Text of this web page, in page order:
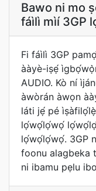
Bawo ni mo
fáìlì mìí 3GP
Fi fáìlì 3GP
ààyè-iṣẹ́
AUDIO. Kò ní
àwòrán àwọn
láti jẹ́ pé
lọ́wọ́lọ́wọ́
lọ́wọ́lọ́wọ́. 3GP
foonu alagbeka
ni ibamu pẹlu